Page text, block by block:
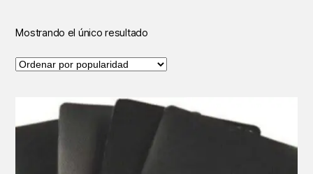
Mostrando el único resultado